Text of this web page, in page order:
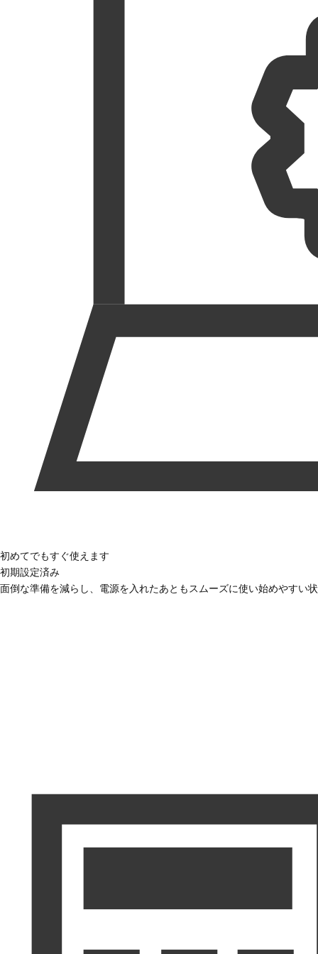
初めてでもすぐ使えます
初期設定済み
面倒な準備を減らし、電源を入れたあともスムーズに使い始めやすい